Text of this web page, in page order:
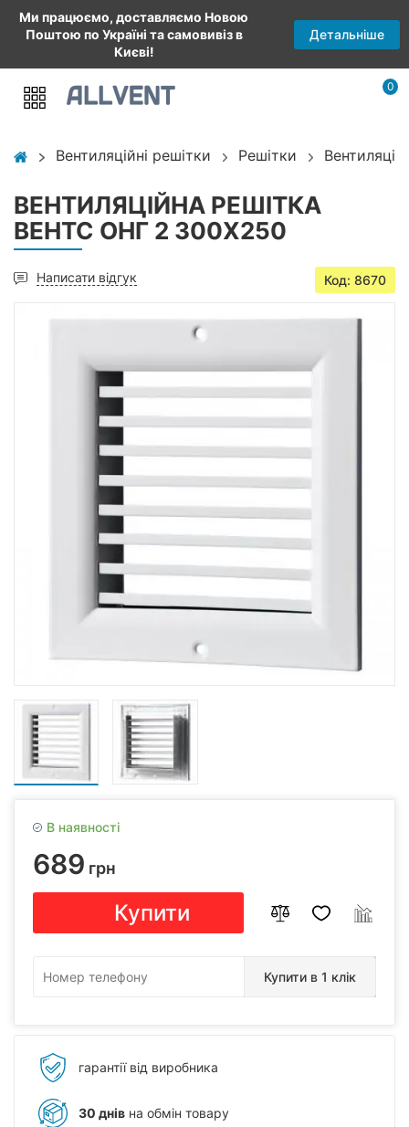
Ми працюємо, доставляємо Новою
Поштою по Україні та самовивіз в
Києві!
Детальніше
0
Вентиляційні решітки Решітки
ВЕНТИЛЯЦІЙНА РЕШІТКА
ВЕНТС ОНГ 2 300Х250
Написати відгук Код: 8670
В наявності
689 грн
Купити
Купити в 1 клік
гарантії від виробника
30 днів на обмін товару